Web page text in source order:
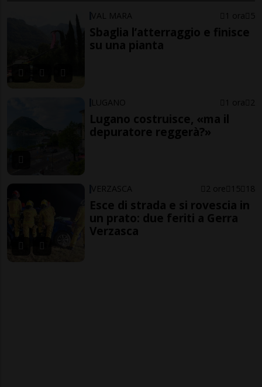
VAL MARA 1 ora 5
Sbaglia l’atterraggio e finisce
su una pianta
LUGANO 1 ora 2
Lugano costruisce, «ma il
depuratore reggerà?»
VERZASCA 2 ore 15 18
Esce di strada e si rovescia in
un prato: due feriti a Gerra
Verzasca